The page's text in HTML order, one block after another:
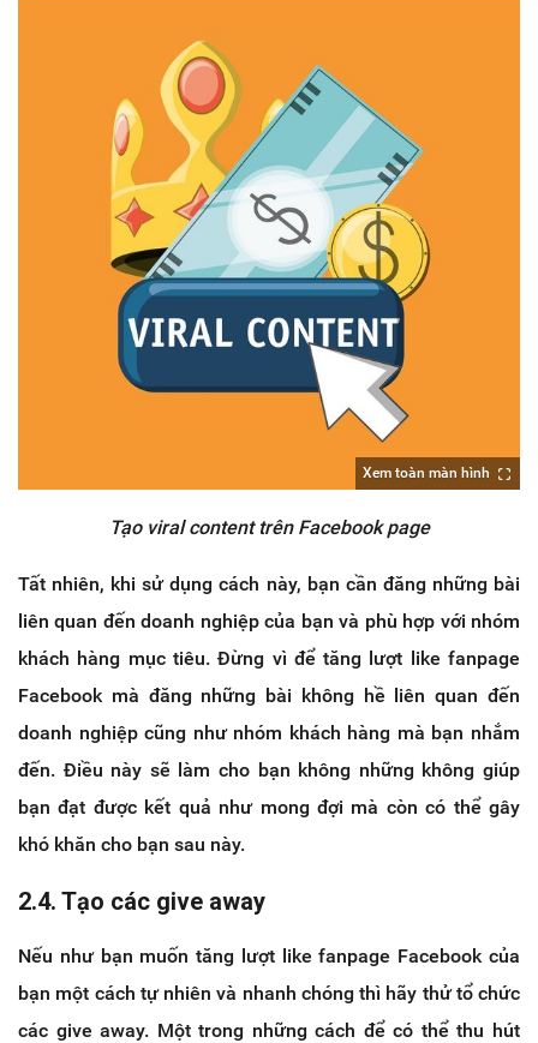
Xem toàn màn hình
Tạo viral content trên Facebook page
Tất nhiên, khi sử dụng cách này, bạn cần đăng những bài
liên quan đến doanh nghiệp của bạn và phù hợp với nhóm
khách hàng mục tiêu. Đừng vì để tăng lượt like fanpage
Facebook mà đăng những bài không hề liên quan đến
doanh nghiệp cũng như nhóm khách hàng mà bạn nhắm
đến. Điều này sẽ làm cho bạn không những không giúp
bạn đạt được kết quả như mong đợi mà còn có thể gây
khó khăn cho bạn sau này.
2.4. Tạo các give away
Nếu như bạn muốn tăng lượt like fanpage Facebook của
bạn một cách tự nhiên và nhanh chóng thì hãy thử tổ chức
các give away. Một trong những cách để có thể thu hút